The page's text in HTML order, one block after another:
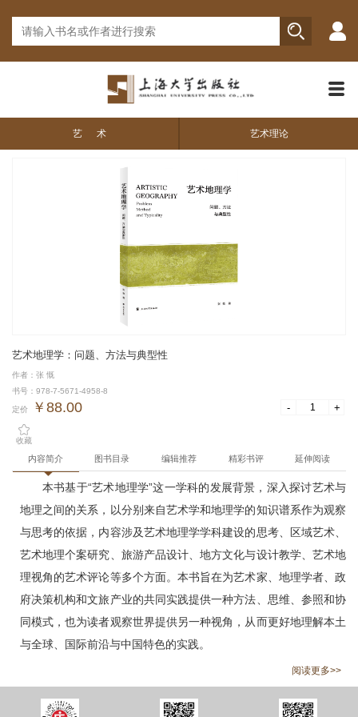
艺 术 艺术理论
艺术地理学：问题、方法与典型性
作者：张 慨
书号：978-7-5671-4958-8
定价 ￥88.00 - +
收藏
内容简介 图书目录 编辑推荐 精彩书评 延伸阅读
本书基于“艺术地理学”这一学科的发展背景，深入探讨艺术与
地理之间的关系，以分别来自艺术学和地理学的知识谱系作为观察
与思考的依据，内容涉及艺术地理学学科建设的思考、区域艺术、
艺术地理个案研究、旅游产品设计、地方文化与设计教学、艺术地
理视角的艺术评论等多个方面。本书旨在为艺术家、地理学者、政
府决策机构和文旅产业的共同实践提供一种方法、思维、参照和协
同模式，也为读者观察世界提供另一种视角，从而更好地理解本土
与全球、国际前沿与中国特色的实践。
阅读更多>>